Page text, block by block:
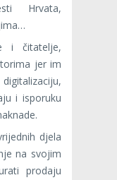
Hrvata,
i čitatelje,
jer im
i isporuku
djela
na svojim
prodaju